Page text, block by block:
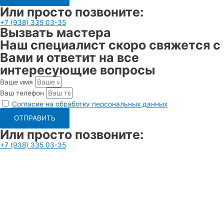
Или просто позвоните:
+7 (938) 335 03-35
Вызвать мастера
Наш специалист скоро свяжется с
Вами и ответит на все
интересующие вопросы
Ваше имя
Ваш телефон
Согласие на обработку персональных данных
ОТПРАВИТЬ
Или просто позвоните:
+7 (938) 335 03-35